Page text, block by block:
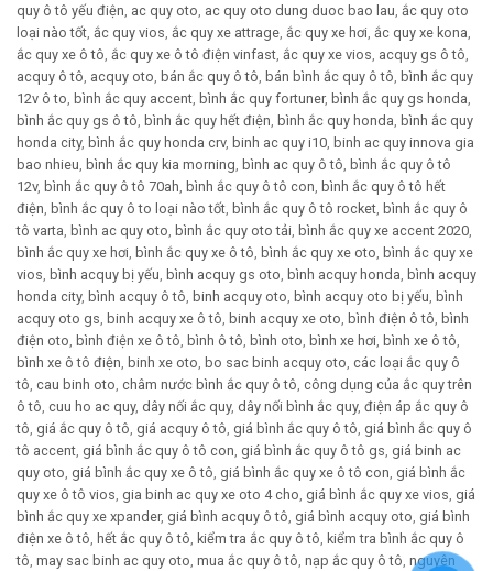
quy ô tô yếu điện, ac quy oto, ac quy oto dung duoc bao lau, ắc quy oto
loại nào tốt, ắc quy vios, ắc quy xe attrage, ắc quy xe hơi, ắc quy xe kona,
ắc quy xe ô tô, ắc quy xe ô tô điện vinfast, ắc quy xe vios, acquy gs ô tô,
acquy ô tô, acquy oto, bán ắc quy ô tô, bán bình ắc quy ô tô, bình ắc quy
12v ô to, bình ắc quy accent, bình ắc quy fortuner, bình ắc quy gs honda,
bình ắc quy gs ô tô, bình ắc quy hết điện, bình ắc quy honda, bình ắc quy
honda city, bình ắc quy honda crv, binh ac quy i10, binh ac quy innova gia
bao nhieu, bình ắc quy kia morning, bình ac quy ô tô, bình ắc quy ô tô
12v, bình ắc quy ô tô 70ah, bình ắc quy ô tô con, bình ắc quy ô tô hết
điện, bình ắc quy ô to loại nào tốt, bình ắc quy ô tô rocket, bình ắc quy ô
tô varta, bình ac quy oto, bình ắc quy oto tải, bình ắc quy xe accent 2020,
bình ắc quy xe hơi, bình ắc quy xe ô tô, bình ắc quy xe oto, bình ắc quy xe
vios, bình acquy bị yếu, bình acquy gs oto, bình acquy honda, bình acquy
honda city, bình acquy ô tô, binh acquy oto, bình acquy oto bị yếu, bình
acquy oto gs, binh acquy xe ô tô, binh acquy xe oto, bình điện ô tô, bình
điện oto, bình điện xe ô tô, bình ô tô, bình oto, bình xe hơi, bình xe ô tô,
bình xe ô tô điện, binh xe oto, bo sac binh acquy oto, các loại ắc quy ô
tô, cau binh oto, châm nước bình ắc quy ô tô, công dụng của ắc quy trên
ô tô, cuu ho ac quy, dây nối ắc quy, dây nối bình ắc quy, điện áp ắc quy ô
tô, giá ắc quy ô tô, giá acquy ô tô, giá bình ắc quy ô tô, giá bình ắc quy ô
tô accent, giá bình ắc quy ô tô con, giá bình ắc quy ô tô gs, giá binh ac
quy oto, giá bình ắc quy xe ô tô, giá bình ắc quy xe ô tô con, giá bình ắc
quy xe ô tô vios, gia binh ac quy xe oto 4 cho, giá bình ắc quy xe vios, giá
bình ắc quy xe xpander, giá bình acquy ô tô, giá bình acquy oto, giá bình
điện xe ô tô, hết ắc quy ô tô, kiểm tra ắc quy ô tô, kiểm tra bình ắc quy ô
tô, may sac binh ac quy oto, mua ắc quy ô tô, nạp ắc quy ô tô, nguyên